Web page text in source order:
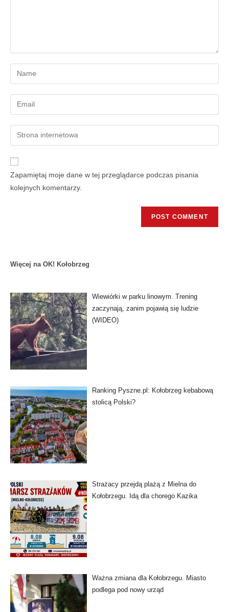
Zapamiętaj moje dane w tej przeglądarce podczas pisania
kolejnych komentarzy.
Więcej na OK! Kołobrzeg
Wiewiórki w parku linowym. Trening
zaczynają, zanim pojawią się ludzie
(WIDEO)
Ranking Pyszne.pl: Kołobrzeg kebabową
stolicą Polski?
Strażacy przejdą plażą z Mielna do
Kołobrzegu. Idą dla chorego Kazika
Ważna zmiana dla Kołobrzegu. Miasto
podlega pod nowy urząd